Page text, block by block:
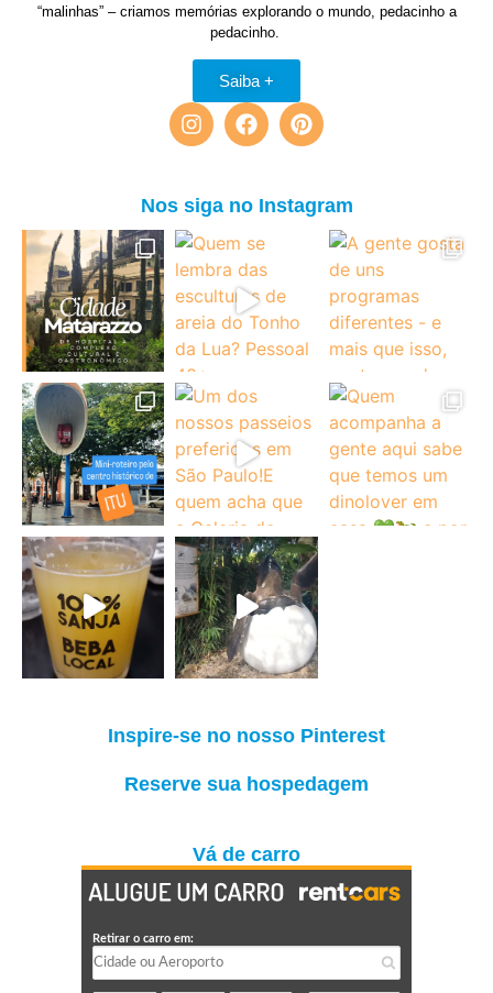
“malinhas” – criamos memórias explorando o mundo, pedacinho a
pedacinho.
Saiba +
Nos siga no Instagram
Inspire-se no nosso Pinterest
Reserve sua hospedagem
Vá de carro